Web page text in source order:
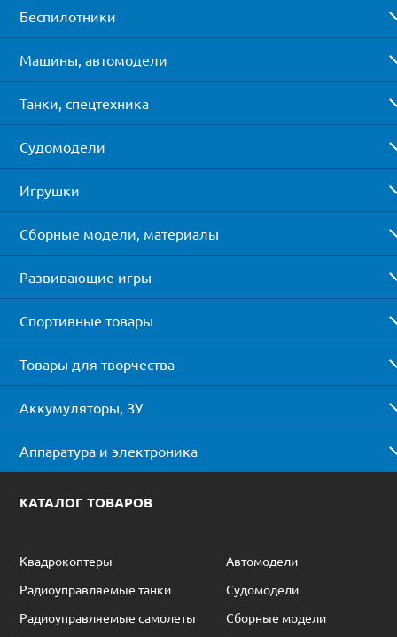
Беспилотники
Машины, автомодели
Танки, спецтехника
Судомодели
Игрушки
Сборные модели, материалы
Развивающие игры
Спортивные товары
Товары для творчества
Аккумуляторы, ЗУ
Аппаратура и электроника
КАТАЛОГ ТОВАРОВ
Квадрокоптеры
Автомодели
Радиоуправляемые танки
Судомодели
Радиоуправляемые самолеты
Сборные модели